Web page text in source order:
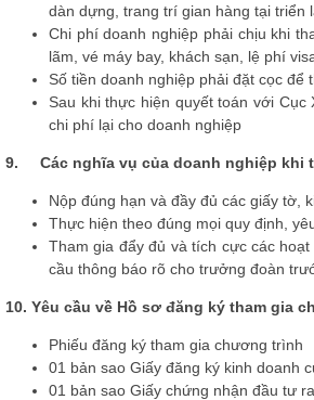
dàn dựng, trang trí gian hàng tại triển
Chi phí doanh nghiệp phải chịu khi
lãm, vé máy bay, khách sạn, lệ phí
Số tiền doanh nghiệp phải đặt cọc
Sau khi thực hiện quyết toán với
chi phí lại cho doanh nghiệp
9. Các nghĩa vụ của doanh nghiệp khi
Nộp đúng hạn và đầy đủ các giấy tờ,
Thực hiện theo đúng mọi quy định,
Tham gia đẩy đủ và tích cực các
cầu thông báo rõ cho trưởng đoàn
10. Yêu cầu về Hồ sơ đăng ký tham gia
Phiếu đăng ký tham gia chương trình
01 bản sao Giấy đăng ký kinh doanh
01 bản sao Giấy chứng nhận đầu tư